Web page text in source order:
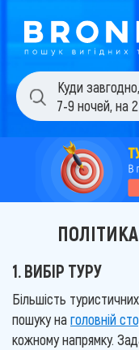
Куди завгодно,
7-9 ночей,на
1. ВИБІР ТУРУ
Більшість
пошуку на головній
кожному напрямку.